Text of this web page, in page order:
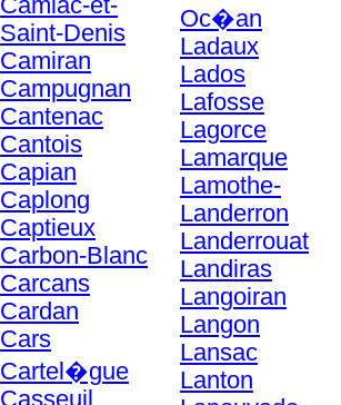
Camiac-et-
Saint-Denis
Camiran
Campugnan
Cantenac
Cantois
Capian
Caplong
Captieux
Carbon-Blanc
Carcans
Cardan
Cars
Cartel�gue
Casseuil
Oc�an
Ladaux
Lados
Lafosse
Lagorce
Lamarque
Lamothe-
Landerron
Landerrouat
Landiras
Langoiran
Langon
Lansac
Lanton